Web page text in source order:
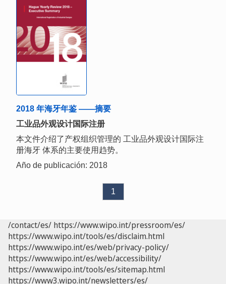
2018 年海牙年鉴 ——摘要
工业品外观设计国际注册
本文件介绍了产权组织管理的 工业品外观设计国际注
册海牙 体系的主要使用趋势。
Año de publicación: 2018
1
/contact/es/ https://www.wipo.int/pressroom/es/
https://www.wipo.int/tools/es/disclaim.html
https://www.wipo.int/es/web/privacy-policy/
https://www.wipo.int/es/web/accessibility/
https://www.wipo.int/tools/es/sitemap.html
https://www3.wipo.int/newsletters/es/